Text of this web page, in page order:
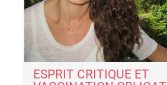
ESPRIT CRITIQUE ET